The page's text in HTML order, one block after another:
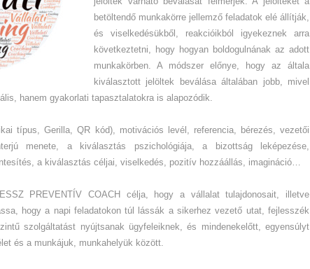
betöltendő munkakörre jellemző feladatok elé állítják,
és viselkedésükből, reakcióikból igyekeznek arra
következtetni, hogy hogyan boldogulnának az adott
munkakörben. A módszer előnye, hogy az általa
kiválasztott jelöltek beválása általában jobb, mivel
hanem gyakorlati tapasztalatokra is alapozódik.
típus, Gerilla, QR kód), motivációs levél, referencia, bérezés, vezetői
menete, a kiválasztás pszichológiája, a bizottság leképezése,
a kiválasztás céljai, viselkedés, pozitív hozzáállás, imagináció…
PREVENTÍV COACH célja, hogy a vállalat tulajdonosait, illetve
hogy a napi feladatokon túl lássák a sikerhez vezető utat, fejlesszék
szolgáltatást nyújtsanak ügyfeleiknek, és mindenekelőtt, egyensúlyt
és a munkájuk, munkahelyük között.